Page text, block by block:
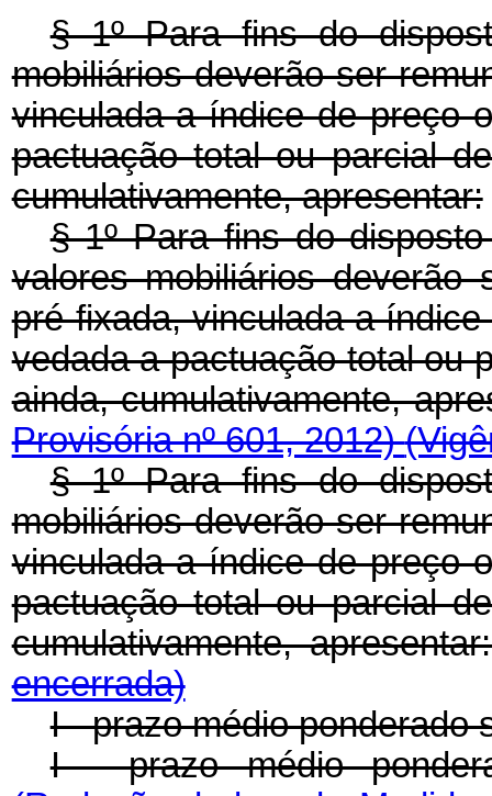
§ 1º Para fins do
mobiliários deverão ser
vinculada a índice de preço
pactuação total ou parcial
cumulativamente, apresentar:
§ 1º Para fins do
valores mobiliários
pré-fixada, vinculada a
vedada a pactuação total ou
ainda, cumulativamente,
Provisória nº 601, 2012)
§ 1º Para fins do
mobiliários deverão ser
vinculada a índice de preço
pactuação total ou parcial
cumulativamente,
encerrada)
I - prazo médio ponderado
I - prazo médio